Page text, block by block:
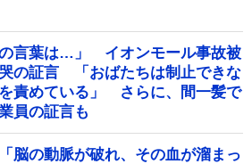
の言葉は…」 イオンモール事故被
の証言 「おばたちは制止できな
責めている」 さらに、間一髪で
員の証言も
脳の動脈が破れ、その血が溜まっ